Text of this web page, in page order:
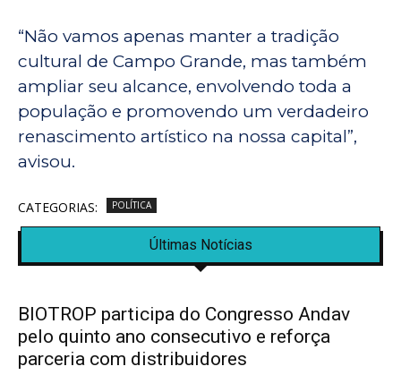
“Não vamos apenas manter a tradição
cultural de Campo Grande, mas também
ampliar seu alcance, envolvendo toda a
população e promovendo um verdadeiro
renascimento artístico na nossa capital”,
avisou.
CATEGORIAS: POLÍTICA
Últimas Notícias
BIOTROP participa do Congresso Andav
pelo quinto ano consecutivo e reforça
parceria com distribuidores